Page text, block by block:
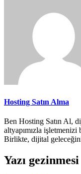
Hosting Satın Alma
Ben Hosting Satın Al,
altyapımızla
Birlikte, dijital
Yazı gezinmesi